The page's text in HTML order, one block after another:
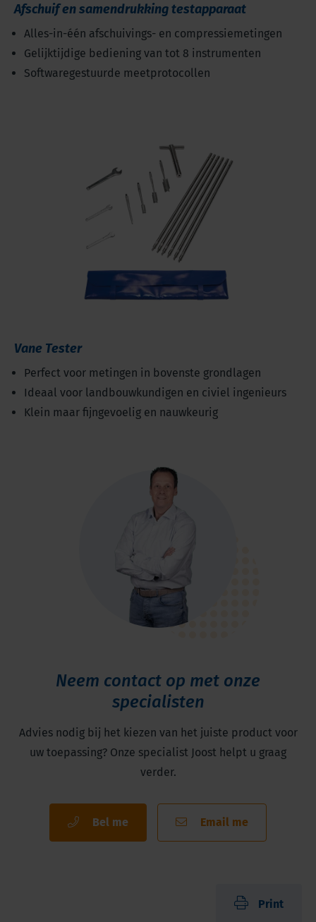
Afschuif en samendrukking testapparaat
Alles-in-één afschuivings- en compressiemetingen
Gelijktijdige bediening van tot 8 instrumenten
Softwaregestuurde meetprotocollen
Vane Tester
Perfect voor metingen in bovenste grondlagen
Ideaal voor landbouwkundigen en civiel ingenieurs
Klein maar fijngevoelig en nauwkeurig
Neem contact op met onze
specialisten
Advies nodig bij het kiezen van het juiste product voor
uw toepassing? Onze specialist Joost helpt u graag
verder.
Bel me Email me
Print